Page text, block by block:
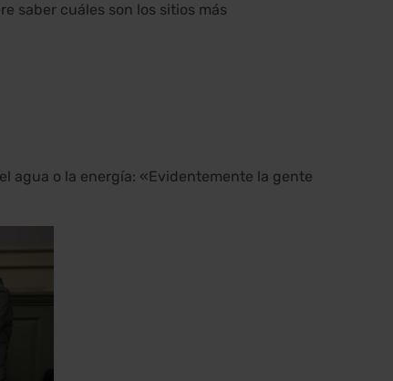
saber cuáles son los sitios más
agua o la energía: «Evidentemente la gente